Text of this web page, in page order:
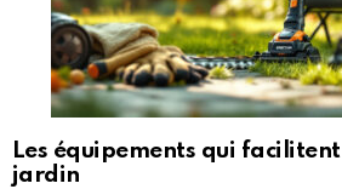
Les équipements qui
jardin